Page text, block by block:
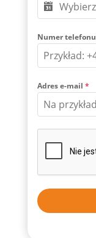
Numer telefonu
Adres e-mail *